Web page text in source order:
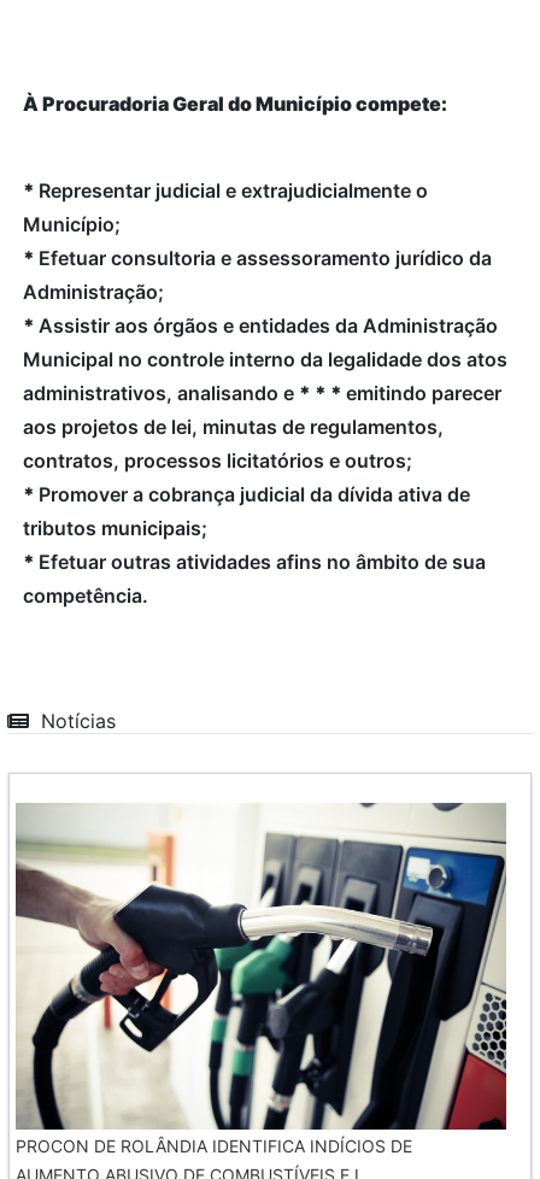
À Procuradoria Geral do Município compete:
* Representar judicial e extrajudicialmente o
Município;
* Efetuar consultoria e assessoramento jurídico da
Administração;
* Assistir aos órgãos e entidades da Administração
Municipal no controle interno da legalidade dos atos
administrativos, analisando e * * * emitindo parecer
aos projetos de lei, minutas de regulamentos,
contratos, processos licitatórios e outros;
* Promover a cobrança judicial da dívida ativa de
tributos municipais;
* Efetuar outras atividades afins no âmbito de sua
competência.
Notícias
PROCON DE ROLÂNDIA IDENTIFICA INDÍCIOS DE